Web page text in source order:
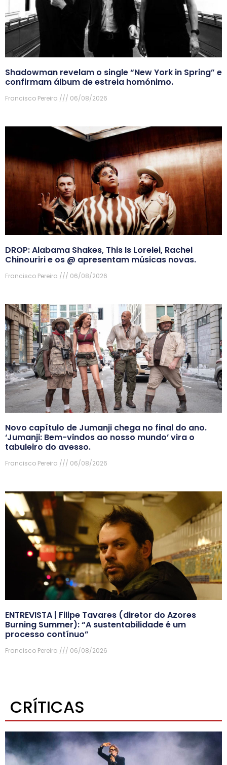
Shadowman revelam o single “New York in Spring” e
confirmam álbum de estreia homónimo.
Francisco Pereira 06/08/2026
DROP: Alabama Shakes, This Is Lorelei, Rachel
Chinouriri e os @ apresentam músicas novas.
Francisco Pereira 06/08/2026
Novo capítulo de Jumanji chega no final do ano.
‘Jumanji: Bem-vindos ao nosso mundo’ vira o
tabuleiro do avesso.
Francisco Pereira 06/08/2026
ENTREVISTA | Filipe Tavares (diretor do Azores
Burning Summer): “A sustentabilidade é um
processo contínuo”
Francisco Pereira 06/08/2026
CRÍTICAS